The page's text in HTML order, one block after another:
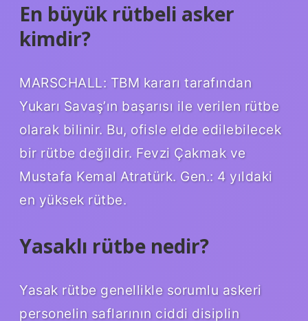
En büyük rütbeli asker
kimdir?
MARSCHALL: TBM kararı tarafından
Yukarı Savaş’ın başarısı ile verilen rütbe
olarak bilinir. Bu, ofisle elde edilebilecek
bir rütbe değildir. Fevzi Çakmak ve
Mustafa Kemal Atratürk. Gen.: 4 yıldaki
en yüksek rütbe.
Yasaklı rütbe nedir?
Yasak rütbe genellikle sorumlu askeri
personelin saflarının ciddi disiplin